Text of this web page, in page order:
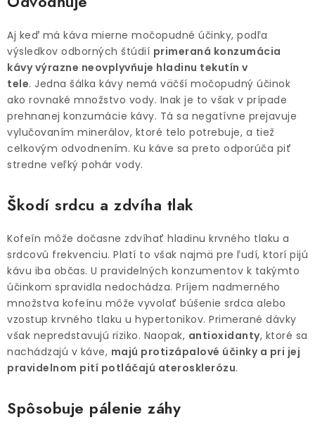
Aj keď má káva mierne močopudné účinky, podľa
výsledkov odborných štúdií primeraná konzumácia
kávy výrazne neovplyvňuje hladinu tekutín v
tele. Jedna šálka kávy nemá väčší močopudný účinok
ako rovnaké množstvo vody. Inak je to však v prípade
prehnanej konzumácie kávy. Tá sa negatívne prejavuje
vylučovaním minerálov, ktoré telo potrebuje, a tiež
celkovým odvodnením. Ku káve sa preto odporúča piť
stredne veľký pohár vody.
Škodí srdcu a zdvíha tlak
Kofeín môže dočasne zdvíhať hladinu krvného tlaku a
srdcovú frekvenciu. Platí to však najmä pre ľudí, ktorí pijú
kávu iba občas. U pravidelných konzumentov k takýmto
účinkom spravidla nedochádza. Príjem nadmerného
množstva kofeínu môže vyvolať búšenie srdca alebo
vzostup krvného tlaku u hypertonikov. Primerané dávky
však nepredstavujú riziko. Naopak, antioxidanty, ktoré sa
nachádzajú v káve, majú protizápalové účinky a pri jej
pravidelnom pití potláčajú aterosklerózu.
Spôsobuje pálenie záhy